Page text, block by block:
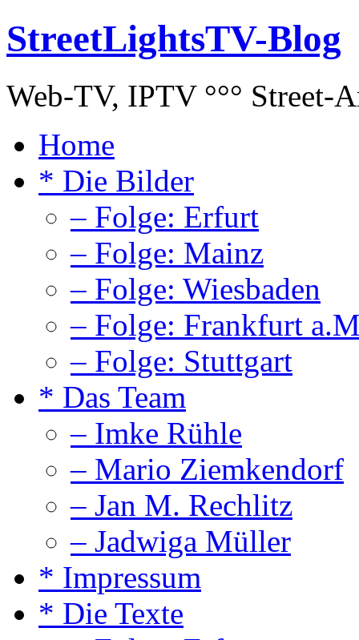
StreetLightsTV-Blog
Web-TV, IPTV °°° Street-
Home
* Die Bilder
– Folge: Erfurt
– Folge: Mainz
– Folge: Wiesbaden
– Folge: Frankfurt
– Folge: Stuttgart
* Das Team
– Imke Rühle
– Mario Ziemkendorf
– Jan M. Rechlitz
– Jadwiga Müller
* Impressum
* Die Texte